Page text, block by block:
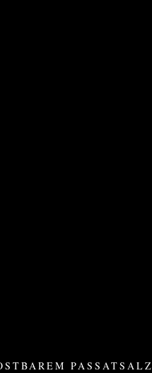
PASSATSALZ